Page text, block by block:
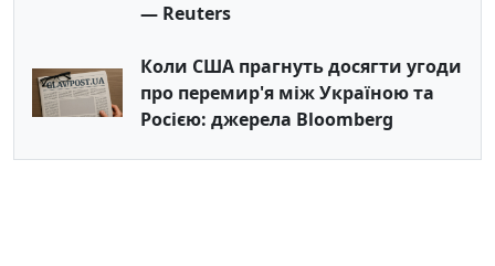
— Reuters
Коли США прагнуть досягти угоди
про перемир'я між Україною та
Росією: джерела Bloomberg